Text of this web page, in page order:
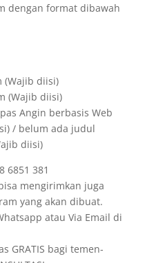
dengan format dibawah
(Wajib diisi)
(Wajib diisi)
Angin berbasis Web
/ belum ada judul
diisi)
6851 381
mengirimkan juga
yang akan dibuat.
atau Via Email di
GRATIS bagi temen-